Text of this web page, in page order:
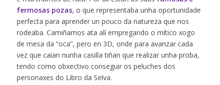
fermosas pozas, o que representaba unha oportunidade
perfecta para aprender un pouco da natureza que nos
rodeaba. Camiñamos ata alí empregando o mítico xogo
de mesa da “oca”, pero en 3D, onde para avanzar cada
vez que caian nunha casilla tiñan que realizar unha proba,
tendo como obxectivo conseguir os peluches dos
personaxes do Libro da Selva.